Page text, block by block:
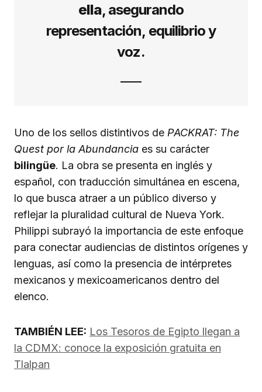
ella, asegurando
representación, equilibrio y
voz.
Uno de los sellos distintivos de PACKRAT: The
Quest por la Abundancia es su carácter
bilingüe. La obra se presenta en inglés y
español, con traducción simultánea en escena,
lo que busca atraer a un público diverso y
reflejar la pluralidad cultural de Nueva York.
Philippi subrayó la importancia de este enfoque
para conectar audiencias de distintos orígenes y
lenguas, así como la presencia de intérpretes
mexicanos y mexicoamericanos dentro del
elenco.
TAMBIÉN LEE: Los Tesoros de Egipto llegan a
la CDMX: conoce la exposición gratuita en
Tlalpan